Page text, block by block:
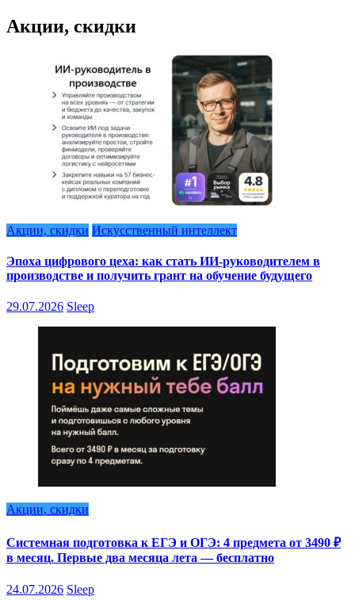
Акции, скидки
Акции, скидки Искусственный интеллект
Эпоха цифрового цеха: как стать ИИ-руководителем в
производстве и получить грант на обучение будущего
29.07.2026 Sleep
Акции, скидки
Системная подготовка к ЕГЭ и ОГЭ: 4 предмета от 3490 ₽
в месяц. Первые два месяца лета — бесплатно
24.07.2026 Sleep